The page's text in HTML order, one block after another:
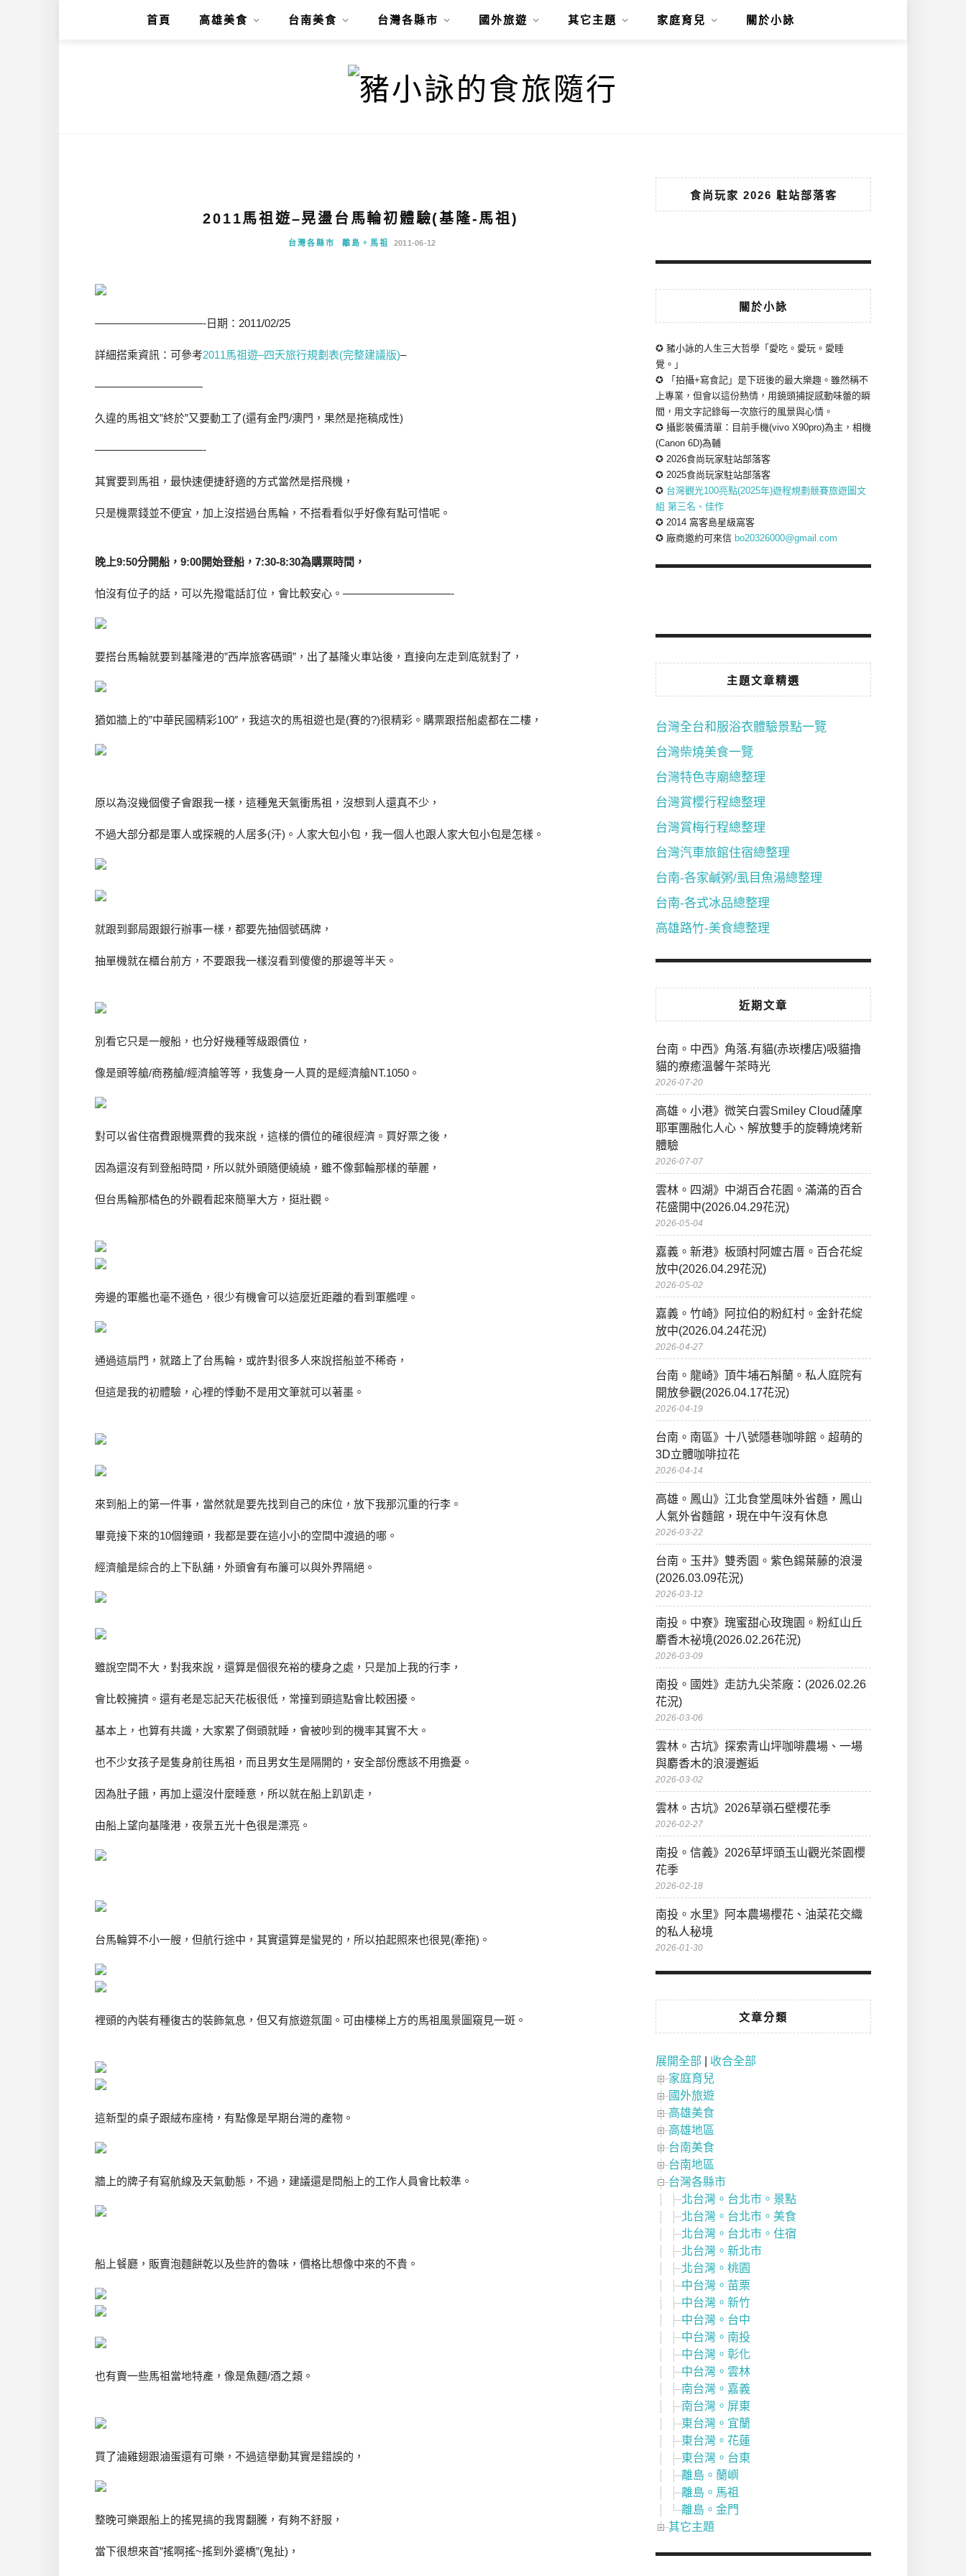
首頁 高雄美食 台南美食 台灣各縣市 國外旅遊 其它主題 家庭育兒 關於小詠
2011馬祖遊–晃盪台馬輪初體驗(基隆-馬祖)
台灣各縣市 離島。馬祖 2011-06-12
——————————-日期：2011/02/25
詳細搭乘資訊：可參考2011馬祖遊–四天旅行規劃表(完整建議版)–
——————————
久違的馬祖文”終於”又要動工了(還有金門/澳門，果然是拖稿成性)
——————————-
其實要到馬祖，最快速便捷舒適的方式當然是搭飛機，
只是機票錢並不便宜，加上沒搭過台馬輪，不搭看看似乎好像有點可惜呢。
晚上9:50分開船，9:00開始登船，7:30-8:30為購票時間，
怕沒有位子的話，可以先撥電話訂位，會比較安心。——————————-
要搭台馬輪就要到基隆港的”西岸旅客碼頭”，出了基隆火車站後，直接向左走到底就對了，
猶如牆上的”中華民國精彩100″，我這次的馬祖遊也是(賽的?)很精彩。購票跟搭船處都在二樓，
原以為沒幾個傻子會跟我一樣，這種鬼天氣衝馬祖，沒想到人還真不少，
不過大部分都是軍人或探親的人居多(汗)。人家大包小包，我一個人也跟人家大包小包是怎樣。
就跟到郵局跟銀行辦事一樣，都要先抽個號碼牌，
抽單機就在櫃台前方，不要跟我一樣沒看到傻傻的那邊等半天。
別看它只是一艘船，也分好幾種等級跟價位，
像是頭等艙/商務艙/經濟艙等等，我隻身一人買的是經濟艙NT.1050。
對可以省住宿費跟機票費的我來說，這樣的價位的確很經濟。買好票之後，
因為還沒有到登船時間，所以就外頭隨便繞繞，雖不像郵輪那樣的華麗，
但台馬輪那橘色的外觀看起來簡單大方，挺壯觀。
旁邊的軍艦也毫不遜色，很少有機會可以這麼近距離的看到軍艦哩。
通過這扇門，就踏上了台馬輪，或許對很多人來說搭船並不稀奇，
但這是我的初體驗，心裡的悸動不是用文筆就可以著墨。
來到船上的第一件事，當然就是要先找到自己的床位，放下我那沉重的行李。
畢竟接下來的10個鐘頭，我都是要在這小小的空間中渡過的哪。
經濟艙是綜合的上下臥舖，外頭會有布簾可以與外界隔絕。
雖說空間不大，對我來說，還算是個很充裕的棲身之處，只是加上我的行李，
會比較擁擠。還有老是忘記天花板很低，常撞到頭這點會比較困擾。
基本上，也算有共識，大家累了倒頭就睡，會被吵到的機率其實不大。
也不少女孩子是隻身前往馬祖，而且男女生是隔開的，安全部份應該不用擔憂。
因為肚子餓，再加上還沒什麼睡意，所以就在船上趴趴走，
由船上望向基隆港，夜景五光十色很是漂亮。
台馬輪算不小一艘，但航行途中，其實還算是蠻晃的，所以拍起照來也很晃(牽拖)。
裡頭的內裝有種復古的裝飾氣息，但又有旅遊氛圍。可由樓梯上方的馬祖風景圖窺見一斑。
這新型的桌子跟絨布座椅，有點像是早期台灣的產物。
牆上的牌子有寫航線及天氣動態，不過，建議還是問船上的工作人員會比較準。
船上餐廳，販賣泡麵餅乾以及些許的魯味，價格比想像中來的不貴。
也有賣一些馬祖當地特產，像是魚麵/酒之類。
買了滷雞翅跟滷蛋還有可樂，不過這舉動其實是錯誤的，
整晚可樂跟船上的搖晃搞的我胃翻騰，有夠不舒服，
當下很想來首”搖啊搖~搖到外婆橋”(鬼扯)，
食尚玩家 2026 駐站部落客
關於小詠
✪ 豬小詠的人生三大哲學「愛吃。愛玩。愛睡
覺。」
✪ 「拍攝+寫食記」是下班後的最大樂趣。雖然稱不
上專業，但會以這份熱情，用鏡頭捕捉感動味蕾的瞬
間，用文字記錄每一次旅行的風景與心情。
✪ 攝影裝備清單：目前手機(vivo X90pro)為主，相機
(Canon 6D)為輔
✪ 2026食尚玩家駐站部落客
✪ 2025食尚玩家駐站部落客
✪ 台灣觀光100亮點(2025年)遊程規劃競賽旅遊圖文
組 第三名、佳作
✪ 2014 窩客島星級窩客
✪ 廠商邀約可來信 bo20326000@gmail.com
主題文章精選
台灣全台和服浴衣體驗景點一覽
台灣柴燒美食一覽
台灣特色寺廟總整理
台灣賞櫻行程總整理
台灣賞梅行程總整理
台灣汽車旅館住宿總整理
台南-各家鹹粥/虱目魚湯總整理
台南-各式冰品總整理
高雄路竹-美食總整理
近期文章
台南。中西》角落.有貓(赤崁樓店)吸貓擼
貓的療癒溫馨午茶時光
2026-07-20
高雄。小港》微笑白雲Smiley Cloud薩摩
耶軍團融化人心、解放雙手的旋轉燒烤新
體驗
2026-07-07
雲林。四湖》中湖百合花園。滿滿的百合
花盛開中(2026.04.29花況)
2026-05-04
嘉義。新港》板頭村阿嬤古厝。百合花綻
放中(2026.04.29花況)
2026-05-02
嘉義。竹崎》阿拉伯的粉紅村。金針花綻
放中(2026.04.24花況)
2026-04-27
台南。龍崎》頂牛埔石斛蘭。私人庭院有
開放參觀(2026.04.17花況)
2026-04-19
台南。南區》十八號隱巷咖啡館。超萌的
3D立體咖啡拉花
2026-04-14
高雄。鳳山》江北食堂風味外省麵，鳳山
人氣外省麵館，現在中午沒有休息
2026-03-22
台南。玉井》雙秀園。紫色錫葉藤的浪漫
(2026.03.09花況)
2026-03-12
南投。中寮》瑰蜜甜心玫瑰園。粉紅山丘
麝香木祕境(2026.02.26花況)
2026-03-09
南投。國姓》走訪九尖茶廠：(2026.02.26
花況)
2026-03-06
雲林。古坑》探索青山坪咖啡農場、一場
與麝香木的浪漫邂逅
2026-03-02
雲林。古坑》2026草嶺石壁櫻花季
2026-02-27
南投。信義》2026草坪頭玉山觀光茶園櫻
花季
2026-02-18
南投。水里》阿本農場櫻花、油菜花交織
的私人秘境
2026-01-30
文章分類
展開全部
收合全部
家庭育兒
國外旅遊
高雄美食
高雄地區
台南美食
台南地區
台灣各縣市
北台灣。台北市。景點
北台灣。台北市。美食
北台灣。台北市。住宿
北台灣。新北市
北台灣。桃園
中台灣。苗栗
中台灣。新竹
中台灣。台中
中台灣。南投
中台灣。彰化
中台灣。雲林
南台灣。嘉義
南台灣。屏東
東台灣。宜蘭
東台灣。花蓮
東台灣。台東
離島。蘭嶼
離島。馬祖
離島。金門
其它主題